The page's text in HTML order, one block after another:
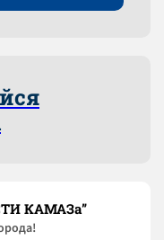
КАМАЗа”